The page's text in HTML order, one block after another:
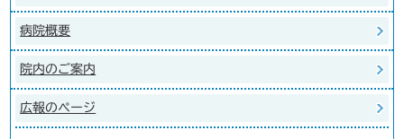
病院概要
院内のご案内
広報のページ